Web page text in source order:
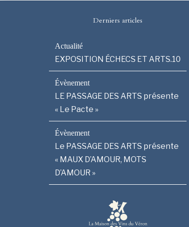
Derniers articles
EXPOSITION ÉCHECS ET ARTS.10
LE PASSAGE DES ARTS présente
« Le Pacte »
Le PASSAGE DES ARTS présente
« MAUX D’AMOUR, MOTS
D’AMOUR »